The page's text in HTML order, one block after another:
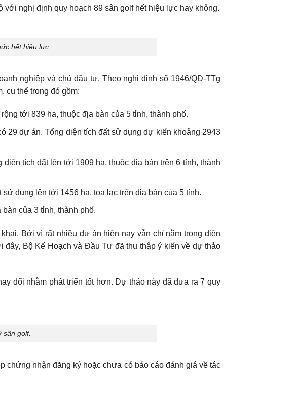
nghị định quy hoạch 89 sân golf hết hiệu lực hay không.
hết hiệu lực.
nghiệp và chủ đầu tư. Theo nghị định số 1946/QĐ-TTg
cụ thể trong đó gồm:
tới 839 ha, thuộc địa bàn của 5 tỉnh, thành phố.
29 dự án. Tổng diện tích đất sử dụng dự kiến khoảng 2943
tích đất lên tới 1909 ha, thuộc địa bàn trên 6 tỉnh, thành
dụng lên tới 1456 ha, tọa lạc trên địa bàn của 5 tỉnh.
của 3 tỉnh, thành phố.
Bởi vì rất nhiều dự án hiện nay vẫn chỉ nằm trong diện
Bộ Kế Hoạch và Đầu Tư đã thu thập ý kiến về dự thảo
đổi nhằm phát triển tốt hơn. Dự thảo này đã đưa ra 7 quy
sân golf.
nhận đăng ký hoặc chưa có báo cáo đánh giá về tác